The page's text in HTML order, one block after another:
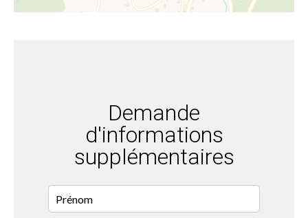
Demande
d'informations
supplémentaires